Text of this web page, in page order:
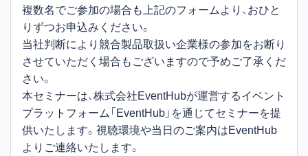
複数名でご参加の場合も上記のフォームより、おひと
りずつお申込みください。
当社判断により競合製品取扱い企業様の参加をお断り
させていただく場合もございますので予めご了承くだ
さい。
本セミナーは、株式会社EventHubが運営するイベント
プラットフォーム「EventHub」を通じてセミナーを提
供いたします。視聴環境や当日のご案内はEventHub
よりご連絡いたします。